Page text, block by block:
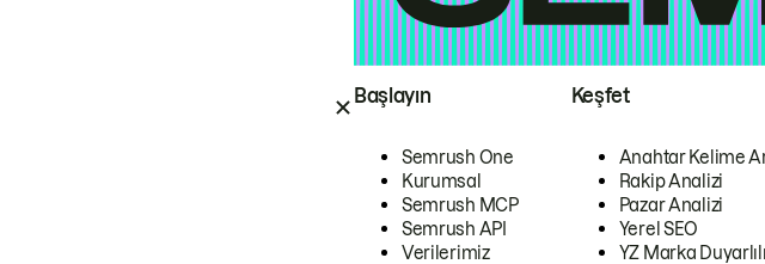
Başlayın
Semrush One
Kurumsal
Semrush MCP
Semrush API
Verilerimiz
Keşfet
Anahtar Kelime
Rakip Analizi
Pazar Analizi
Yerel SEO
YZ Marka